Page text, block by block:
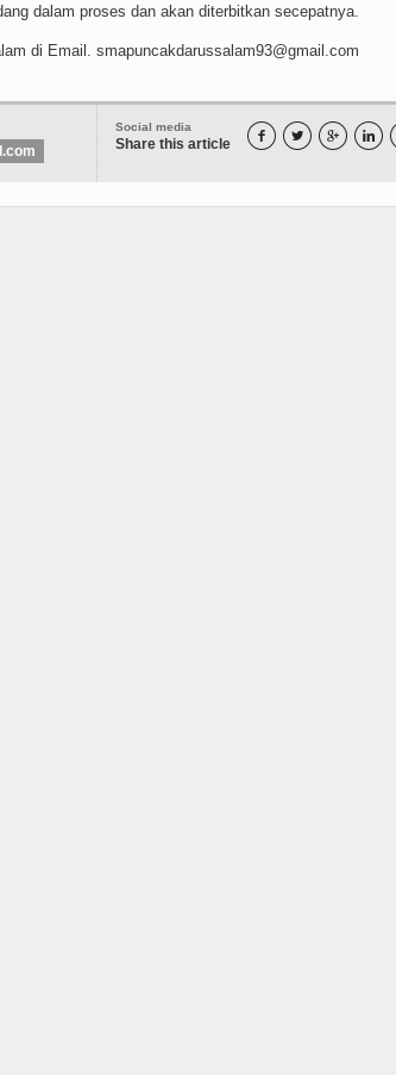
dalam proses dan akan diterbitkan secepatnya.
di Email. smapuncakdarussalam93@gmail.com
Social media
Share this article    